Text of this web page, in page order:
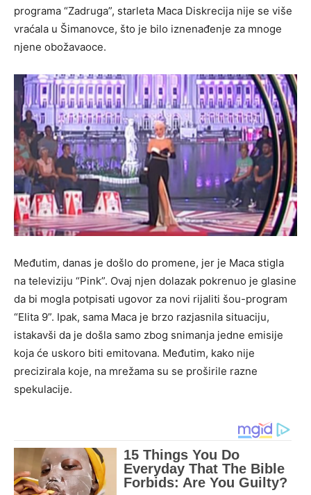
programa “Zadruga”, starleta Maca Diskrecija nije se više
vraćala u Šimanovce, što je bilo iznenađenje za mnoge
njene obožavaoce.
Međutim, danas je došlo do promene, jer je Maca stigla
na televiziju “Pink”. Ovaj njen dolazak pokrenuo je glasine
da bi mogla potpisati ugovor za novi rijaliti šou-program
“Elita 9”. Ipak, sama Maca je brzo razjasnila situaciju,
istakavši da je došla samo zbog snimanja jedne emisije
koja će uskoro biti emitovana. Međutim, kako nije
precizirala koje, na mrežama su se proširile razne
spekulacije.